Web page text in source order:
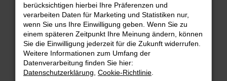
Fahrzeugmarkt
berücksichtigen hierbei Ihre Präferenzen und
verarbeiten Daten für Marketing und Statistiken nur,
wenn Sie uns Ihre Einwilligung geben. Wenn Sie zu
einem späteren Zeitpunkt Ihre Meinung ändern, können
Sie die Einwilligung jederzeit für die Zukunft widerrufen.
Weitere Informationen zum Umfang der
Datenverarbeitung finden Sie hier:
Datenschutzerklärung Cookie-Richtlinie